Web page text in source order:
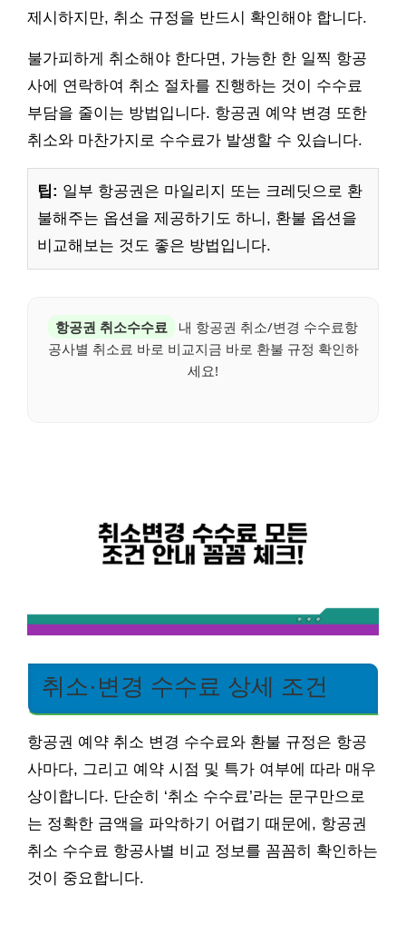
제시하지만, 취소 규정을 반드시 확인해야 합니다.
불가피하게 취소해야 한다면, 가능한 한 일찍 항공
사에 연락하여 취소 절차를 진행하는 것이 수수료
부담을 줄이는 방법입니다. 항공권 예약 변경 또한
취소와 마찬가지로 수수료가 발생할 수 있습니다.
팁: 일부 항공권은 마일리지 또는 크레딧으로 환
불해주는 옵션을 제공하기도 하니, 환불 옵션을
비교해보는 것도 좋은 방법입니다.
항공권 취소수수료
내 항공권 취소/변경 수수료항
공사별 취소료 바로 비교지금 바로 환불 규정 확인하
세요!
취소·변경 수수료 상세 조건
항공권 예약 취소 변경 수수료와 환불 규정은 항공
사마다, 그리고 예약 시점 및 특가 여부에 따라 매우
상이합니다. 단순히 ‘취소 수수료’라는 문구만으로
는 정확한 금액을 파악하기 어렵기 때문에, 항공권
취소 수수료 항공사별 비교 정보를 꼼꼼히 확인하는
것이 중요합니다.